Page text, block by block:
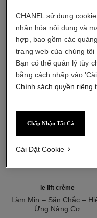
sản
le lift crème
Làm Mịn – Săn Chắc –
Ứng Nâng Cơ
CHANEL sử dụng
nhân hóa nội dung và
hợp, bao gồm các
trang web của chúng
Bạn có thể quản lý tùy
bằng cách nhấp vào
Chính sách quyền riêng
Chấp Nhận Tất Cả
Cài Đặt Cookie